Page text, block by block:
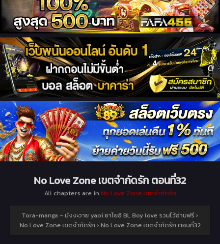
No Love Zone เขตจำกัดรัก ตอนที่32
All chapters are in No Love Zone เขตจำกัดรัก
Tora-manga – มังงะวาย yaoi ยาโยอิ BL Boy love รวมไว้อ่านฟรี ›
No Love Zone เขตจำกัดรัก › No Love Zone เขตจำกัดรัก ตอนที่32